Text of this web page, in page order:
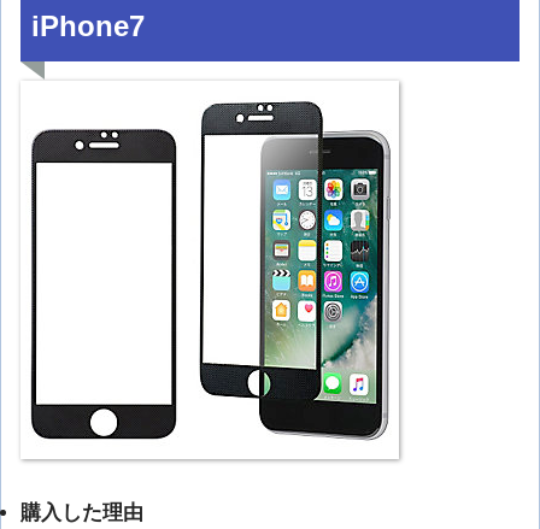
iPhone7
購入した理由